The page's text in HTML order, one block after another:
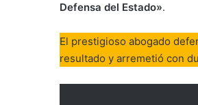
Defensa del Estado».
El prestigioso abogado
resultado y arremetió con